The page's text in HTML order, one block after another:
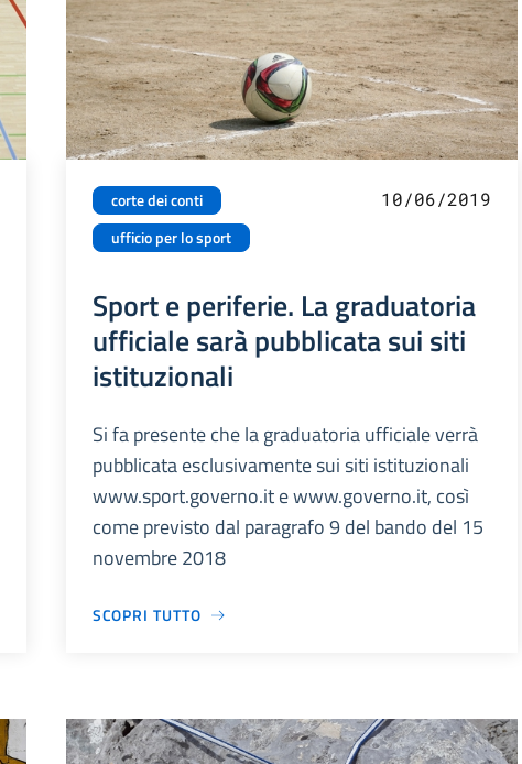
corte dei conti
ufficio per lo sport
10/06/2019
Sport e periferie. La graduatoria
ufficiale sarà pubblicata sui siti
istituzionali
Si fa presente che la graduatoria ufficiale verrà
pubblicata esclusivamente sui siti istituzionali
www.sport.governo.it e www.governo.it, così
come previsto dal paragrafo 9 del bando del 15
novembre 2018
SCOPRI TUTTO